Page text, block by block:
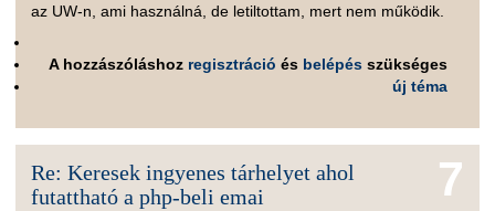
az UW-n, ami használná, de letiltottam, mert nem működik.
A hozzászóláshoz regisztráció és belépés szükséges
új téma
7
Re: Keresek ingyenes tárhelyet ahol
futattható a php-beli emai